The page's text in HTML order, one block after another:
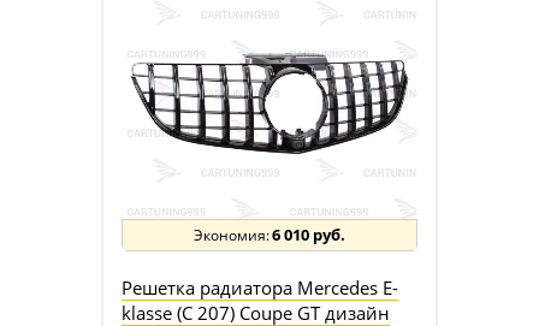
6 010 руб.
Решетка радиатора Mercedes E-
klasse (C 207) Coupe GT дизайн